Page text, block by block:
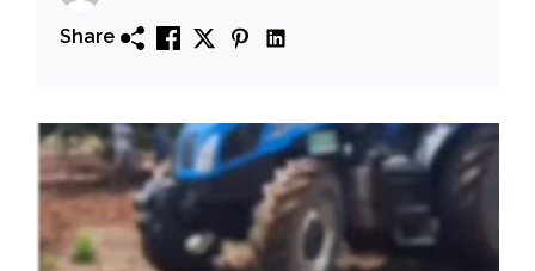
Vale do Piancó
Share